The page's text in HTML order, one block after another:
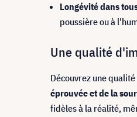
Longévité dans
poussière ou à
Une qualité
Découvrez une
éprouvée et de la
fidèles à la réalité,